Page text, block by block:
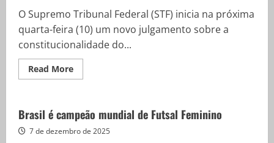
Paulo
Gustavo
O Supremo Tribunal Federal (STF) inicia na próxima
quarta-feira (10) um novo julgamento sobre a
constitucionalidade do...
Read MoreRead
more
a
julgar
marco
temporal
Brasil é campeão mundial de Futsal Feminino
7 de dezembro de 2025